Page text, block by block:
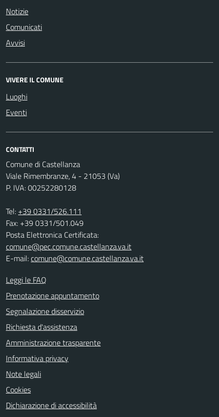
Notizie
Comunicati
Avvisi
VIVERE IL COMUNE
Luoghi
Eventi
CONTATTI
Comune di Castellanza
Viale Rimembranze, 4 - 21053 (Va)
P. IVA: 00252280128
Tel: +39 0331/526.111
Fax: +39 0331/501.049
Posta Elettronica Certificata:
comune@pec.comune.castellanza.va.it
E-mail:comune@comune.castellanza.va.it
Leggi le FAQ
Prenotazione appuntamento
Segnalazione disservizio
Richiesta d'assistenza
Amministrazione trasparente
Informativa privacy
Note legali
Cookies
Dichiarazione di accessibilità